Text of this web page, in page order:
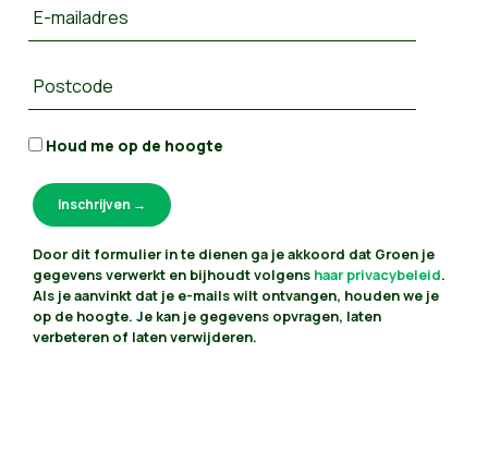
E-mailadres
Postcode
Houd me op de hoogte
Door dit formulier in te dienen ga je akkoord dat Groen je
gegevens verwerkt en bijhoudt volgens haar privacybeleid.
Als je aanvinkt dat je e-mails wilt ontvangen, houden we je
op de hoogte. Je kan je gegevens opvragen, laten
verbeteren of laten verwijderen.